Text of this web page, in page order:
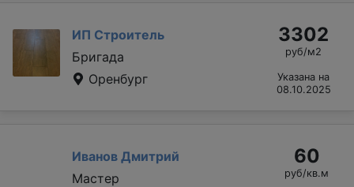
ИП Строитель
Бригада
Оренбург
3302
руб/м2
Указана на
08.10.2025
Иванов Дмитрий
Мастер
60
руб/кв.м